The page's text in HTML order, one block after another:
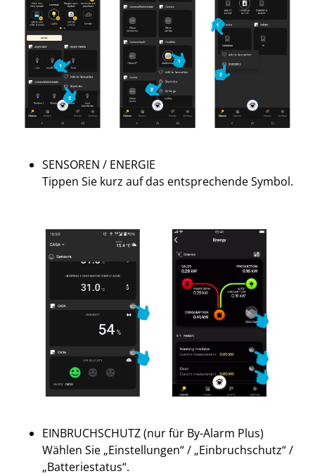
SENSOREN / ENERGIE
Tippen Sie kurz auf das entsprechende Symbol.
EINBRUCHSCHUTZ (nur für By-Alarm Plus)
Wählen Sie „Einstellungen“ / „Einbruchschutz“ /
„Batteriestatus“.